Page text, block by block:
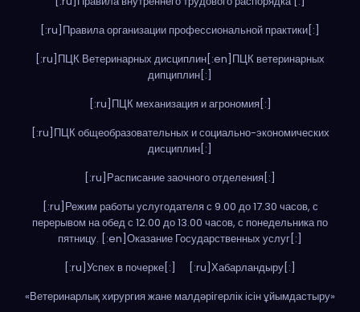
[:ru]Правила организации профессиональной практики[:]
[:ru]ПЦК Ветеринарных дисциплин[:en]ПЦК ветеринарных
дипциплин[:]
[:ru]ПЦК механизация и агрономия[:]
[:ru]ПЦК общеобразовательных и социально-экономических
дисциплин[:]
[:ru]Расписание заочного отделения[:]
[:ru]Режим работы услугодателя с 9.00 до 17.30 часов, с
перерывом на обед с 12.00 до 13.00 часов, с понедельника по
пятницу. [:en]Оказание Государственных услуг[:]
[:ru]Успех в почерке[:]
[:ru]Хабарландыру[:]
«Ветеринарлық хирургия жане малдәрігерлік ісін ұйымдастыру»